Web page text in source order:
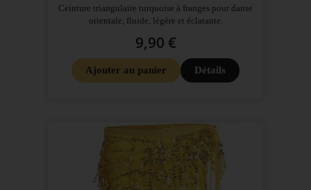
Ceinture triangulaire turquoise à franges pour danse
orientale, fluide, légère et éclatante.
9,90 €
Ajouter au panier Détails